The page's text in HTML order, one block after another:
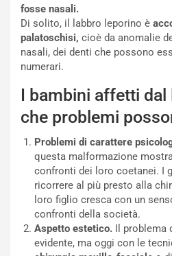
fosse nasali.
Di solito, il labbro leporino è
palatoschisi, cioè da anomalie
nasali, dei denti che possono
numerari.
I bambini affetti
che problemi
Problemi di carattere
questa malformazione
confronti dei loro coetanei. I
ricorrere al più presto alla
loro figlio cresca con un
confronti della società.
Aspetto estetico. Il problema
evidente, ma oggi con le